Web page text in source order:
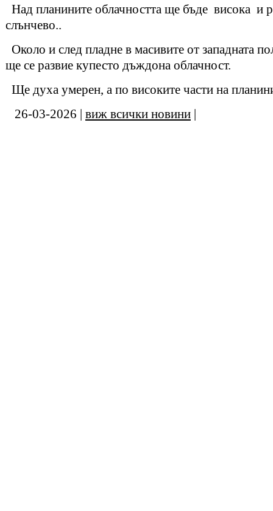
Над планините облачността ще бъде висока и
слънчево..
Около и след пладне в масивите от западната
ще се развие купесто дъждона облачност.
Ще духа умерен, а по високите части на
26-03-2026 | виж всички новини |